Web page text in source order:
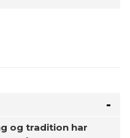
og tradition har